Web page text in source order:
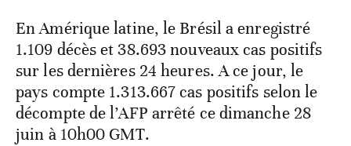
En Amérique latine, le Brésil a enregistré
1.109 décès et 38.693 nouveaux cas positifs
sur les dernières 24 heures. A ce jour, le
pays compte 1.313.667 cas positifs selon le
décompte de l’AFP arrêté ce dimanche 28
juin à 10h00 GMT.